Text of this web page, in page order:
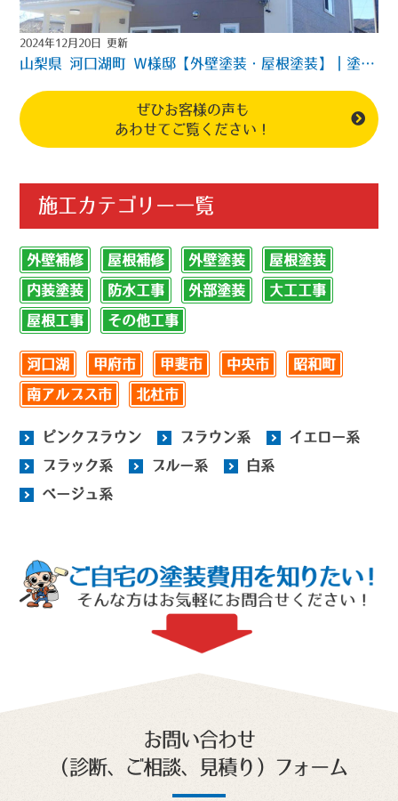
2024年12月20日 更新
山梨県 河口湖町 Ｗ様邸【外壁塗装・屋根塗装】｜塗装と大工の職人が在籍する山梨県地域密着型塗装店（塗装のカイト
ぜひお客様の声も
あわせてご覧ください！
施工カテゴリー一覧
外壁補修 屋根補修 外壁塗装 屋根塗装
内装塗装 防水工事 外部塗装 大工工事
屋根工事 その他工事
河口湖 甲府市 甲斐市 中央市 昭和町
南アルプス市 北杜市
ピンクブラウン ブラウン系
イエロー系
ブラック系
ブルー系
白系
ベージュ系
お問い合わせ
（診断、ご相談、見積り）フォーム